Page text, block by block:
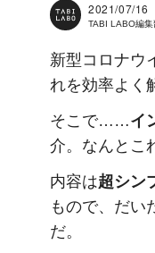
2021/07/16
TABI LABO編集
新型コロナウ
れを効率よく
そこで……イ
介。なんとこ
内容は超シン
もので、だい
だ。